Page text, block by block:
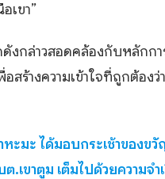
เขา”
ดังกล่าวสอดคล้องกับหลัก
สร้างความเข้าใจที่ถูกต้อง
ะมะ ได้มอบกระเช้าของ
.เขาตูม เต็มไปด้วยความจ